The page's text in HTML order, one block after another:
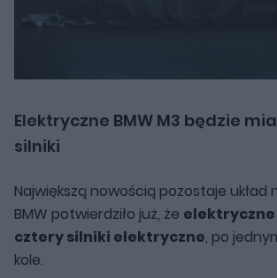
Elektryczne BMW M3 będzie
silniki
Największą nowością pozostaje układ
BMW potwierdziło już, że
cztery silniki elektryczne, po
kole.